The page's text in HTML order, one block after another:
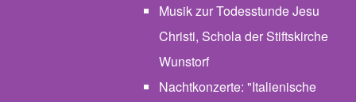
Musik zur Todesstunde Jesu
Christi, Schola der Stiftskirche
Wunstorf
Nachtkonzerte: "Italienische